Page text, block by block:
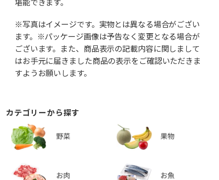
堪能できます。
※写真はイメージです。実物とは異なる場合がござい
ます。※パッケージ画像は予告なく変更となる場合が
ございます。また、商品表示の記載内容に関しまして
はお手元に届きました商品の表示をご確認いただきま
すようお願いします。
カテゴリーから探す